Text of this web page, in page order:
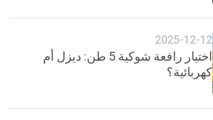
2025-12-12
اختيار رافعة شوكية 5 طن: ديزل أم
كهربائية؟